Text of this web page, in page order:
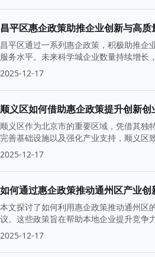
昌平区惠企政策助推企业创新与高
昌平区通过一系列惠企政策，积极助推企
服务水平。未来科学城企业数量持续增长
2025-12-17
顺义区如何借助惠企政策提升创新创
顺义区作为北京市的重要区域，凭借其独
完善基础设施以及强化产业支持，顺义区
入新动能。
2025-12-17
如何通过惠企政策推动通州区产业创
本文探讨了如何利用惠企政策推动通州区
议。这些政策旨在帮助本地企业提升竞争
2025-12-17